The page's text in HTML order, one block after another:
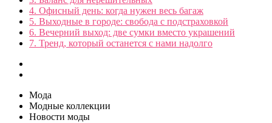
4. Офисный день: когда нужен весь багаж
5. Выходные в городе: свобода с подстраховкой
6. Вечерний выход: две сумки вместо украшений
7. Тренд, который останется с нами надолго
Мода
Модные коллекции
Новости моды